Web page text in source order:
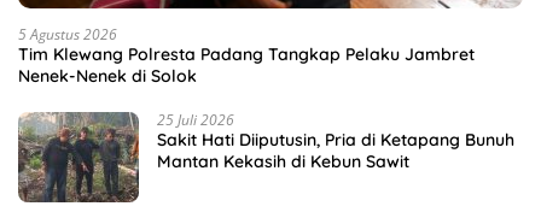
5 Agustus 2026
Tim Klewang Polresta Padang Tangkap Pelaku Jambret
Nenek-Nenek di Solok
25 Juli 2026
Sakit Hati Diiputusin, Pria di Ketapang Bunuh
Mantan Kekasih di Kebun Sawit